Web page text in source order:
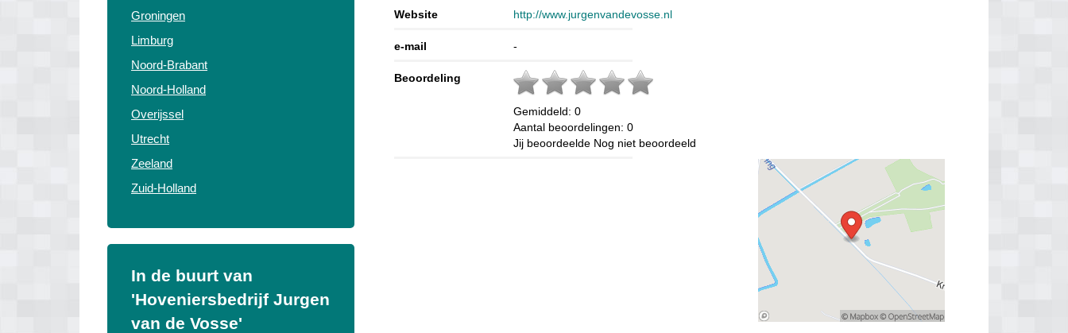
Groningen
Limburg
Noord-Brabant
Noord-Holland
Overijssel
Utrecht
Zeeland
Zuid-Holland
In de buurt van
'Hoveniersbedrijf Jurgen
van de Vosse'
Website http://www.jurgenvandevosse.nl
e-mail -
Beoordeling
Gemiddeld:0
Aantal beoordelingen:0
Jij beoordeelde Nog niet beoordeeld